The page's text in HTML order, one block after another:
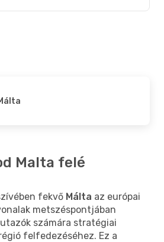
Malta felé
fekvő Málta az európai
metszéspontjában
számára stratégiai
felfedezéséhez. Ez a